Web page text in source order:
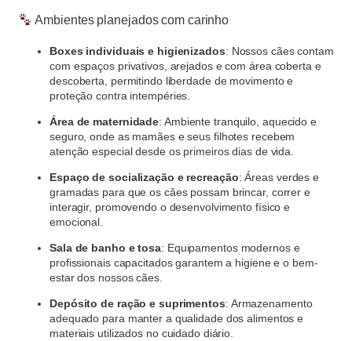
Ambientes planejados com carinho
Boxes individuais e higienizados: Nossos cães contam
com espaços privativos, arejados e com área coberta e
descoberta, permitindo liberdade de movimento e
proteção contra intempéries.
Área de maternidade: Ambiente tranquilo, aquecido e
seguro, onde as mamães e seus filhotes recebem
atenção especial desde os primeiros dias de vida.
Espaço de socialização e recreação:Áreas verdes e
gramadas para que os cães possam brincar, correr e
interagir, promovendo o desenvolvimento físico e
emocional.
Sala de banho e tosa: Equipamentos modernos e
profissionais capacitados garantem a higiene e o bem-
estar dos nossos cães.
Depósito de ração e suprimentos: Armazenamento
adequado para manter a qualidade dos alimentos e
materiais utilizados no cuidado diário.